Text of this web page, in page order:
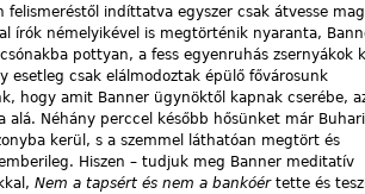
indíttatva egyszer csak átvesse
írók némelyikével is megtörténik nyaranta,
pottyan, a fess egyenruhás zsernyákok
esetleg csak elálmodoztak épülő fővárosunk
hogy amit Banner ügynöktől kapnak cserébe,
alá. Néhány perccel később hősünket már
kerül, s a szemmel láthatóan megtört és
Hiszen – tudjuk meg Banner meditatív
Nem a tapsért és nem a bankóértette és